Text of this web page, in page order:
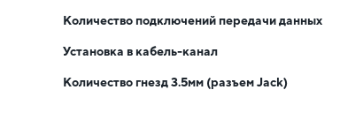
Количество подключений передачи данных
Установка в кабель-канал
Количество гнезд 3.5мм (разъем Jack)